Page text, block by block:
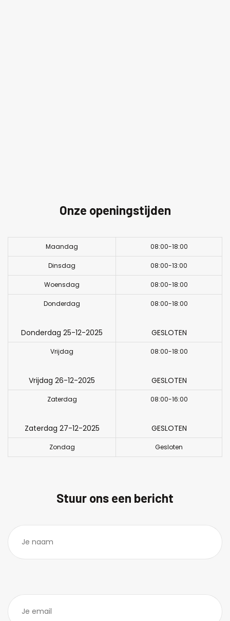
Onze openingstijden
Maandag 08:00-18:00
Dinsdag 08:00-13:00
Woensdag 08:00-18:00
Donderdag
Donderdag 25-12-2025
08:00-18:00
GESLOTEN
Vrijdag
Vrijdag 26-12-2025
08:00-18:00
GESLOTEN
Zaterdag
Zaterdag 27-12-2025
08:00-16:00
GESLOTEN
Zondag Gesloten
Stuur ons een bericht